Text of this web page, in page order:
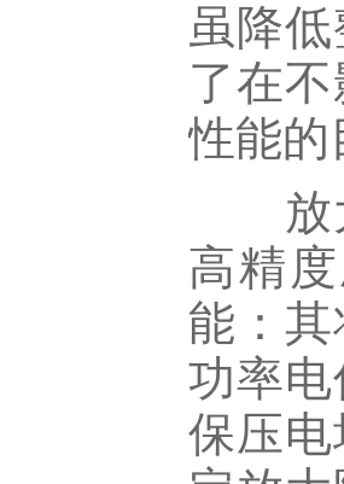
虽降
了在
性能的
放大
高精
能：
功率
保压